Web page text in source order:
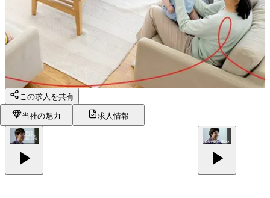
この求人を共有
当社の魅力 求人情報